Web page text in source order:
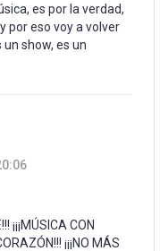
es por la verdad,
por eso voy a volver
show, es un
¡¡¡MÚSICA CON
¡¡¡NO MÁS